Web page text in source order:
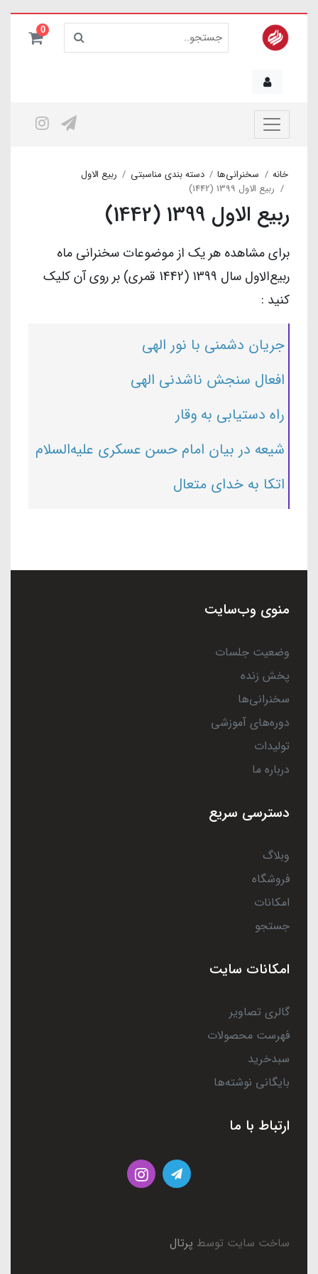
0
خانه سخنرانی‌ها دسته بندی مناسبتی
ربیع الاول
ربیع الاول 1399 (1442)
ربیع الاول 1399 (1442)
برای مشاهده هر یک از موضوعات سخنرانی ماه
ربیع‌الاول سال 1399 (1442 قمری) بر روی آن کلیک
کنید :
جریان دشمنی با نور الهی
افعال سنجش ناشدنی الهی
راه دستیابی به وقار
شیعه در بیان امام حسن عسکری علیه‌السلام
اتکا به خدای متعال
منوی وب‌سایت
وضعیت جلسات
پخش زنده
سخنرانی‌ها
دوره‌های آموزشی
تولیدات
درباره ما
دسترسی سریع
وبلاگ
فروشگاه
امکانات
جستجو
امکانات سایت
گالری تصاویر
فهرست محصولات
سبدخرید
بایگانی نوشته‌ها
ارتباط با ما
ساخت سایت توسط پرتال